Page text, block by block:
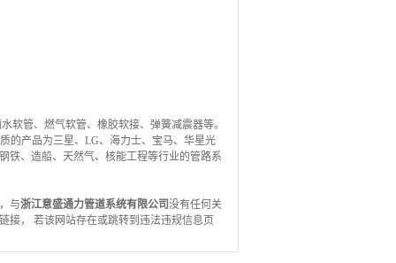
软管、燃气软管、橡胶软接、弹簧减震器等。
的产品为三星、LG、海力士、宝马、华星光
铁、造船、天然气、核能工程等行业的管路系
与浙江意盛通力管道系统有限公司没有任何关
接， 若该网站存在或跳转到违法违规信息页